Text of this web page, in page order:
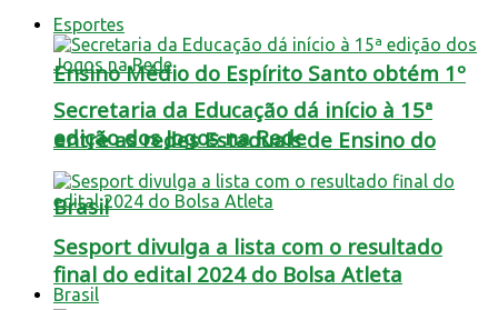
Ensino Médio do Espírito Santo obtém 1º
entre as redes Estaduais de Ensino do
Brasil
Brasil
Esportes
Secretaria da Educação dá início à 15ª
edição dos Jogos na Rede
Sesport divulga a lista com o resultado
final do edital 2024 do Bolsa Atleta